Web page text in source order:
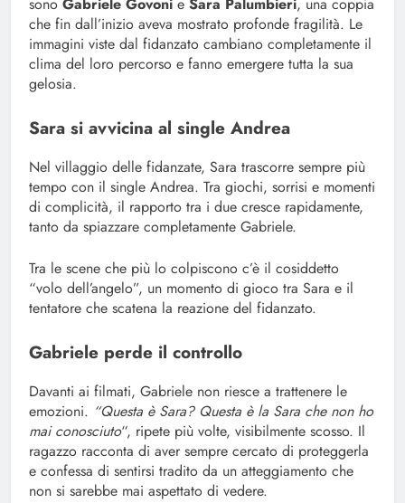
che fin dall’inizio aveva mostrato profonde fragilità. Le
immagini viste dal fidanzato cambiano completamente il
clima del loro percorso e fanno emergere tutta la sua
gelosia.
Sara si avvicina al single Andrea
Nel villaggio delle fidanzate, Sara trascorre sempre più
tempo con il single Andrea. Tra giochi, sorrisi e momenti
di complicità, il rapporto tra i due cresce rapidamente,
tanto da spiazzare completamente Gabriele.
Tra le scene che più lo colpiscono c’è il cosiddetto
“volo dell’angelo”, un momento di gioco tra Sara e il
tentatore che scatena la reazione del fidanzato.
Gabriele perde il controllo
Davanti ai filmati, Gabriele non riesce a trattenere le
emozioni. “Questa è Sara? Questa è la Sara che non ho
mai conosciuto“, ripete più volte, visibilmente scosso. Il
ragazzo racconta di aver sempre cercato di proteggerla
e confessa di sentirsi tradito da un atteggiamento che
non si sarebbe mai aspettato di vedere.